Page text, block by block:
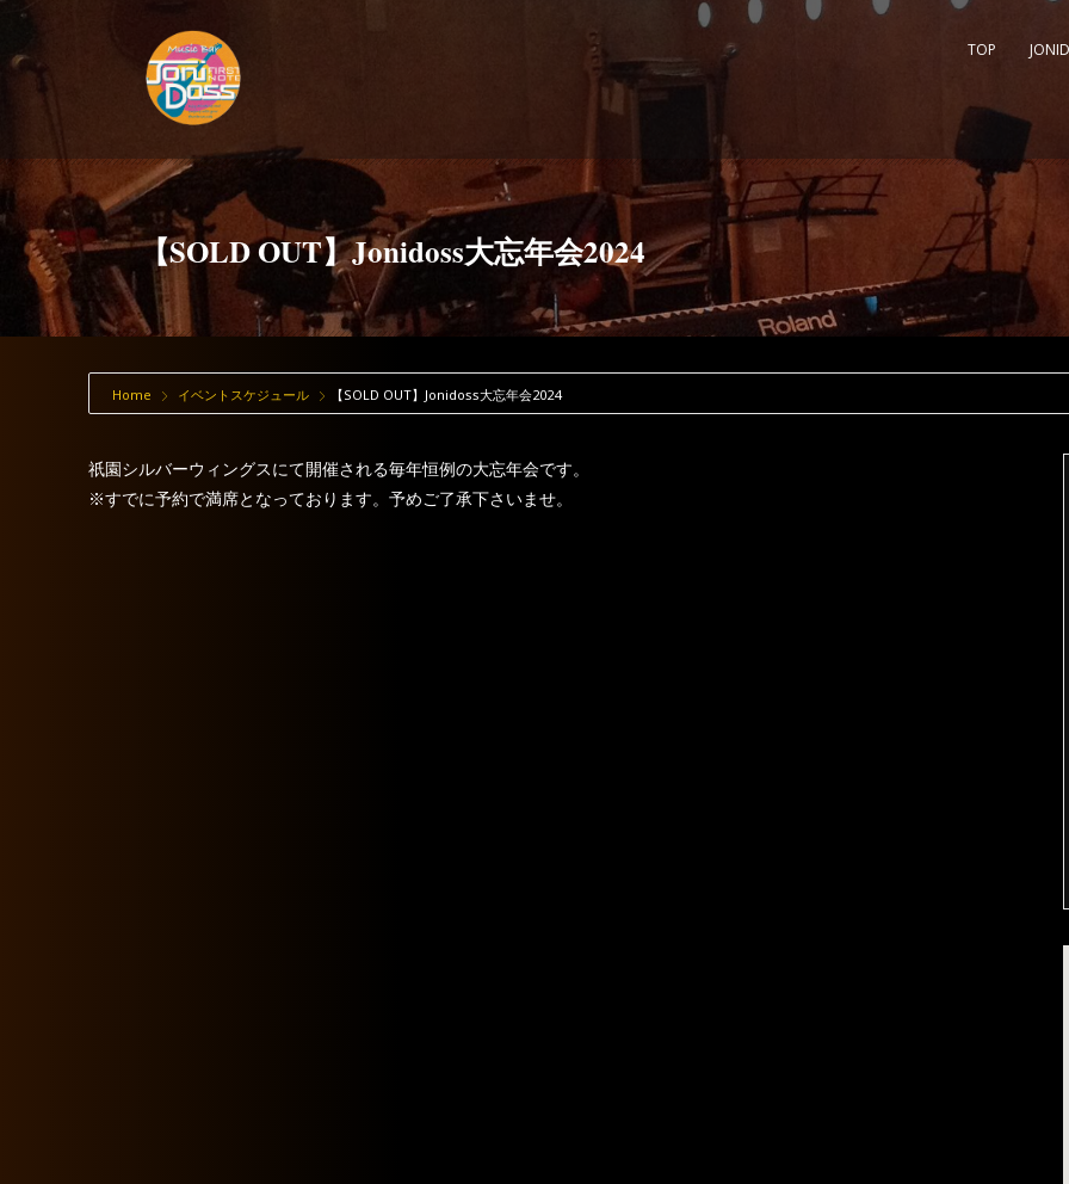
TOP
【SOLD OUT】Jonidoss大忘年会2024
Home イベントスケジュール 【SOLD OUT】Jonidoss大忘年会2024
祇園シルバーウィングスにて開催される毎年恒例の大忘年会です。
※すでに予約で満席となっております。予めご了承下さいませ。